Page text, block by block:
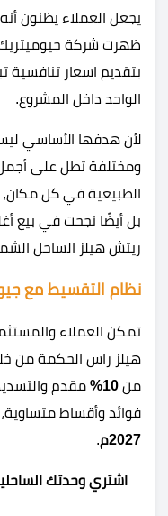
يجعل العملاء يظنون
ظهرت شركة جيوميتريك
بتقديم اسعار تنافسية
الواحد داخل المشروع.
لأن هدفها الأساسي
ومختلفة تطل على
الطبيعية في كل مكان،
بل أيضًا نجحت في بيع
ريتش هيلز الساحل
نظام التقسيط مع
تمكن العملاء
هيلز راس الحكمة من
من 10% مقدم
فوائد وأقساط
2027م
.
اشتري وحدتك